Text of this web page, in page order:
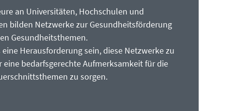
an Universitäten, Hochschulen und
bilden Netzwerke zur Gesundheitsförderung
Gesundheitsthemen.
Herausforderung sein, diese Netzwerke zu
eine bedarfsgerechte Aufmerksamkeit für die
zu sorgen.